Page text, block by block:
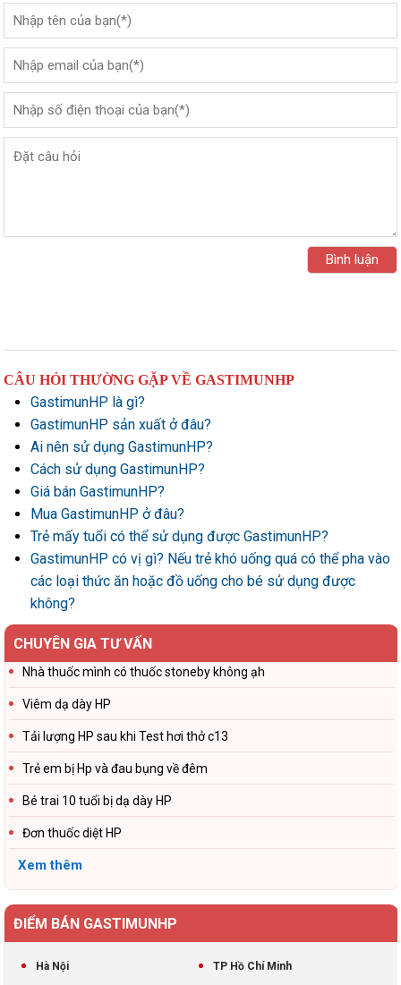
CÂU HỎI THƯỜNG GẶP VỀ GASTIMUNHP
GastimunHP là gì?
GastimunHP sản xuất ở đâu?
Ai nên sử dụng GastimunHP?
Cách sử dụng GastimunHP?
Giá bán GastimunHP?
Mua GastimunHP ở đâu?
Trẻ mấy tuổi có thể sử dụng được GastimunHP?
GastimunHP có vị gì? Nếu trẻ khó uống quá có thể pha vào
các loại thức ăn hoặc đồ uống cho bé sử dụng được
không?
CHUYÊN GIA TƯ VẤN
Nhà thuốc mình có thuốc stoneby không ạh
Viêm dạ dày HP
Tải lượng HP sau khi Test hơi thở c13
Trẻ em bị Hp và đau bụng về đêm
Bé trai 10 tuổi bị dạ dày HP
Đơn thuốc diệt HP
Xem thêm
ĐIỂM BÁN GASTIMUNHP
Hà Nội
TP Hồ Chí Minh